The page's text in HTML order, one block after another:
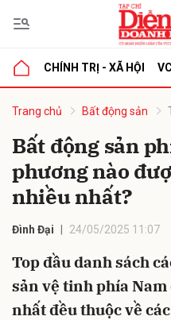
CHÍNH TRỊ - XÃ HỘI
Trang chủ Bất động sản
Bất động sản
phương nào
nhiều nhất?
Đình Đại 24/05/2025 11:07
Top đầu danh sách
sản vệ tinh phía
nhất đều thuộc về
luận